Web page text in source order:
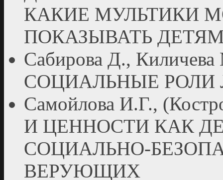
КАКИЕ МУЛЬТИКИ
ПОКАЗЫВАТЬ
Сабирова Д.,
СОЦИАЛЬНЫЕ РОЛИ
Самойлова И.Г.,
И ЦЕННОСТИ КАК
СОЦИАЛЬНО-
ВЕРУЮЩИХ